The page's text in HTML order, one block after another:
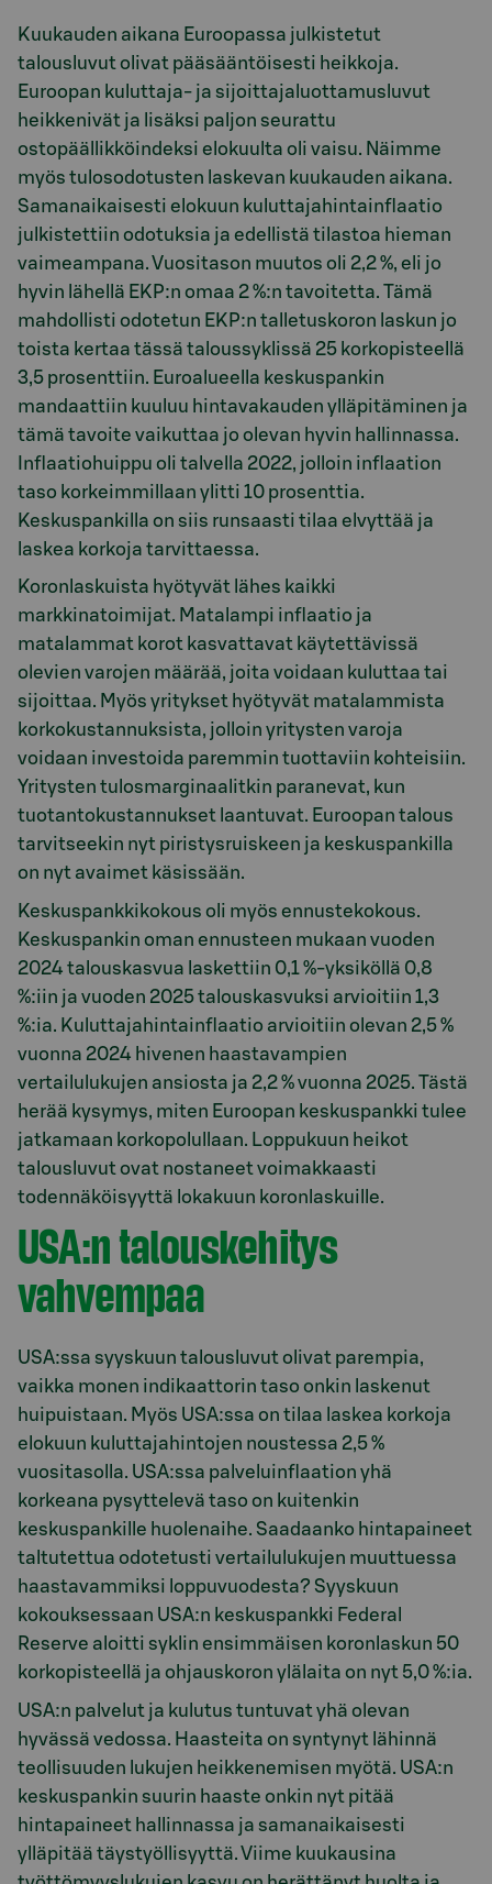
Kuukauden aikana Euroopassa julkistetut
talousluvut olivat pääsääntöisesti heikkoja.
Euroopan kuluttaja- ja sijoittajaluottamusluvut
heikkenivät ja lisäksi paljon seurattu
ostopäällikköindeksi elokuulta oli vaisu. Näimme
myös tulosodotusten laskevan kuukauden aikana.
Samanaikaisesti elokuun kuluttajahintainflaatio
julkistettiin odotuksia ja edellistä tilastoa hieman
vaimeampana. Vuositason muutos oli 2,2 %, eli jo
hyvin lähellä EKP:n omaa 2 %:n tavoitetta. Tämä
mahdollisti odotetun EKP:n talletuskoron laskun jo
toista kertaa tässä taloussyklissä 25 korkopisteellä
3,5 prosenttiin. Euroalueella keskuspankin
mandaattiin kuuluu hintavakauden ylläpitäminen ja
tämä tavoite vaikuttaa jo olevan hyvin hallinnassa.
Inflaatiohuippu oli talvella 2022, jolloin inflaation
taso korkeimmillaan ylitti 10 prosenttia.
Keskuspankilla on siis runsaasti tilaa elvyttää ja
laskea korkoja tarvittaessa.
Koronlaskuista hyötyvät lähes kaikki
markkinatoimijat. Matalampi inflaatio ja
matalammat korot kasvattavat käytettävissä
olevien varojen määrää, joita voidaan kuluttaa tai
sijoittaa. Myös yritykset hyötyvät matalammista
korkokustannuksista, jolloin yritysten varoja
voidaan investoida paremmin tuottaviin kohteisiin.
Yritysten tulosmarginaalitkin paranevat, kun
tuotantokustannukset laantuvat. Euroopan talous
tarvitseekin nyt piristysruiskeen ja keskuspankilla
on nyt avaimet käsissään.
Keskuspankkikokous oli myös ennustekokous.
Keskuspankin oman ennusteen mukaan vuoden
2024 talouskasvua laskettiin 0,1 %-yksiköllä 0,8
%:iin ja vuoden 2025 talouskasvuksi arvioitiin 1,3
%:ia. Kuluttajahintainflaatio arvioitiin olevan 2,5 %
vuonna 2024 hivenen haastavampien
vertailulukujen ansiosta ja 2,2 % vuonna 2025. Tästä
herää kysymys, miten Euroopan keskuspankki tulee
jatkamaan korkopolullaan. Loppukuun heikot
talousluvut ovat nostaneet voimakkaasti
todennäköisyyttä lokakuun koronlaskuille.
USA:n talouskehitys
vahvempaa
USA:ssa syyskuun talousluvut olivat parempia,
vaikka monen indikaattorin taso onkin laskenut
huipuistaan. Myös USA:ssa on tilaa laskea korkoja
elokuun kuluttajahintojen noustessa 2,5 %
vuositasolla. USA:ssa palveluinflaation yhä
korkeana pysyttelevä taso on kuitenkin
keskuspankille huolenaihe. Saadaanko hintapaineet
taltutettua odotetusti vertailulukujen muuttuessa
haastavammiksi loppuvuodesta? Syyskuun
kokouksessaan USA:n keskuspankki Federal
Reserve aloitti syklin ensimmäisen koronlaskun 50
korkopisteellä ja ohjauskoron ylälaita on nyt 5,0 %:ia.
USA:n palvelut ja kulutus tuntuvat yhä olevan
hyvässä vedossa. Haasteita on syntynyt lähinnä
teollisuuden lukujen heikkenemisen myötä. USA:n
keskuspankin suurin haaste onkin nyt pitää
hintapaineet hallinnassa ja samanaikaisesti
ylläpitää täystyöllisyyttä. Viime kuukausina